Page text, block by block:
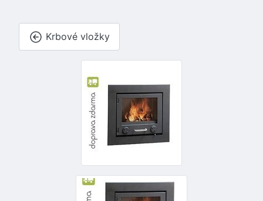
Krbové vložky